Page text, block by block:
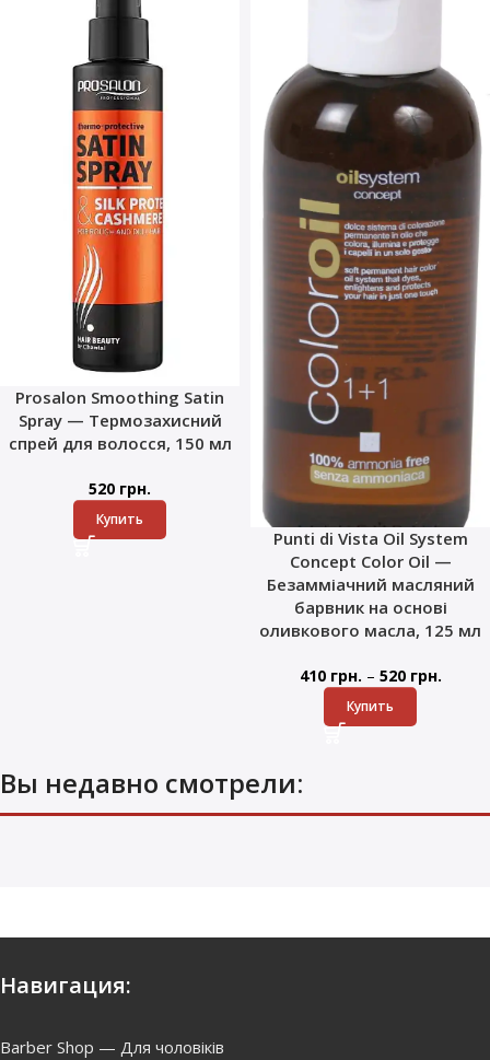
Prosalon Smoothing Satin
Spray — Термозахисний
спрей для волосся, 150 мл
520 грн.
Купить
Punti di Vista Oil System
Concept Color Oil —
Безамміачний масляний
барвник на основі
оливкового масла, 125 мл
410 грн. – 520 грн.
Купить
Вы недавно смотрели:
Навигация:
Barber Shop — Для чоловіків